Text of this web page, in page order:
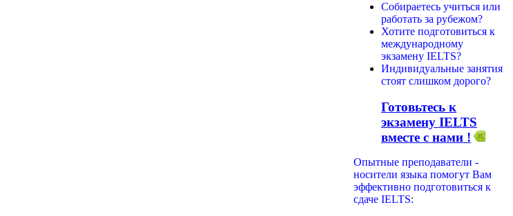
Собираетесь учиться или
работать за рубежом?
Хотите подготовиться к
международному
экзамену IELTS?
Индивидуальные занятия
стоят слишком дорого?
Готовьтесь к
экзамену IELTS
вместе с нами !
Опытные преподаватели -
носители языка помогут Вам
эффективно подготовиться к
сдаче IELTS: